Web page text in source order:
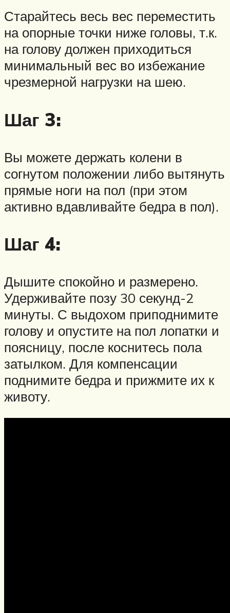
Старайтесь весь вес переместить
на опорные точки ниже головы, т.к.
на голову должен приходиться
минимальный вес во избежание
чрезмерной нагрузки на шею.
Шаг 3:
Вы можете держать колени в
согнутом положении либо вытянуть
прямые ноги на пол (при этом
активно вдавливайте бедра в пол).
Шаг 4:
Дышите спокойно и размерено.
Удерживайте позу 30 секунд-2
минуты. С выдохом приподнимите
голову и опустите на пол лопатки и
поясницу, после коснитесь пола
затылком. Для компенсации
поднимите бедра и прижмите их к
животу.